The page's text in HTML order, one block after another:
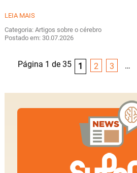
LEIA MAIS
Categoria: Artigos sobre o cérebro
Postado em: 30.07.2026
Página 1 de 35 1 2 3 …